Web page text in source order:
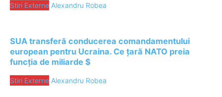
Stiri Externe Alexandru Robea
SUA transferă conducerea comandamentului
european pentru Ucraina. Ce țară NATO preia
funcția de miliarde $
Stiri Externe Alexandru Robea